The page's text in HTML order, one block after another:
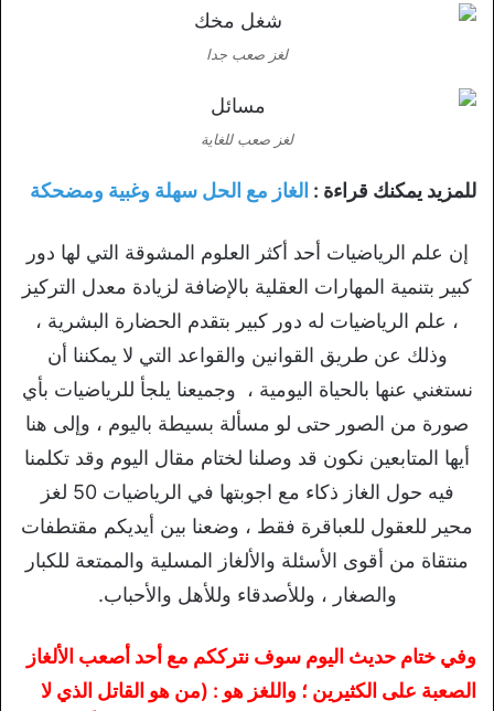
لغز صعب جدا
لغز صعب للغاية
للمزيد يمكنك قراءة : الغاز مع الحل سهلة وغبية ومضحكة
إن علم الرياضيات أحد أكثر العلوم المشوقة التي لها دور
كبير بتنمية المهارات العقلية بالإضافة لزيادة معدل التركيز
، علم الرياضيات له دور كبير بتقدم الحضارة البشرية ،
وذلك عن طريق القوانين والقواعد التي لا يمكننا أن
نستغني عنها بالحياة اليومية ، وجميعنا يلجأ للرياضيات بأي
صورة من الصور حتى لو مسألة بسيطة باليوم ، وإلى هنا
أيها المتابعين نكون قد وصلنا لختام مقال اليوم وقد تكلمنا
فيه حول الغاز ذكاء مع اجوبتها في الرياضيات 50 لغز
محير للعقول للعباقرة فقط ، وضعنا بين أيديكم مقتطفات
منتقاة من أقوى الأسئلة والألغاز المسلية والممتعة للكبار
والصغار ، وللأصدقاء وللأهل والأحباب.
وفي ختام حديث اليوم سوف نترككم مع أحد أصعب الألغاز
الصعبة على الكثيرين ؛ واللغز هو : (من هو القاتل الذي لا